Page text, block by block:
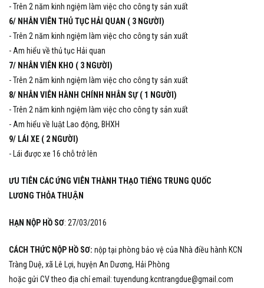
- Trên 2 năm kinh ngiệm làm việc cho công ty sản xuất
6/ NHÂN VIÊN THỦ TỤC HẢI QUAN ( 3 NGƯỜI)
- Trên 2 năm kinh ngiệm làm việc cho công ty sản xuất
- Am hiểu về thủ tục Hải quan
7/ NHÂN VIÊN KHO ( 3 NGƯỜI)
- Trên 2 năm kinh ngiệm làm việc cho công ty sản xuất
8/ NHÂN VIÊN HÀNH CHÍNH NHÂN SỰ ( 1 NGƯỜI)
- Trên 2 năm kinh ngiệm làm việc cho công ty sản xuất
- Am hiểu về luật Lao động, BHXH
9/ LÁI XE ( 2 NGƯỜI)
- Lái được xe 16 chỗ trở lên
ƯU TIÊN CÁC ỨNG VIÊN THÀNH THẠO TIẾNG TRUNG QUỐC
LƯƠNG THỎA THUẬN
HẠN NỘP HỒ SƠ: 27/03/2016
CÁCH THỨC NỘP HỒ SƠ: nộp tại phòng bảo vệ của Nhà điều hành KCN
Tràng Duệ, xã Lê Lợi, huyện An Dương, Hải Phòng
hoặc gửi CV theo địa chỉ email:tuyendung.kcntrangdue@gmail.com